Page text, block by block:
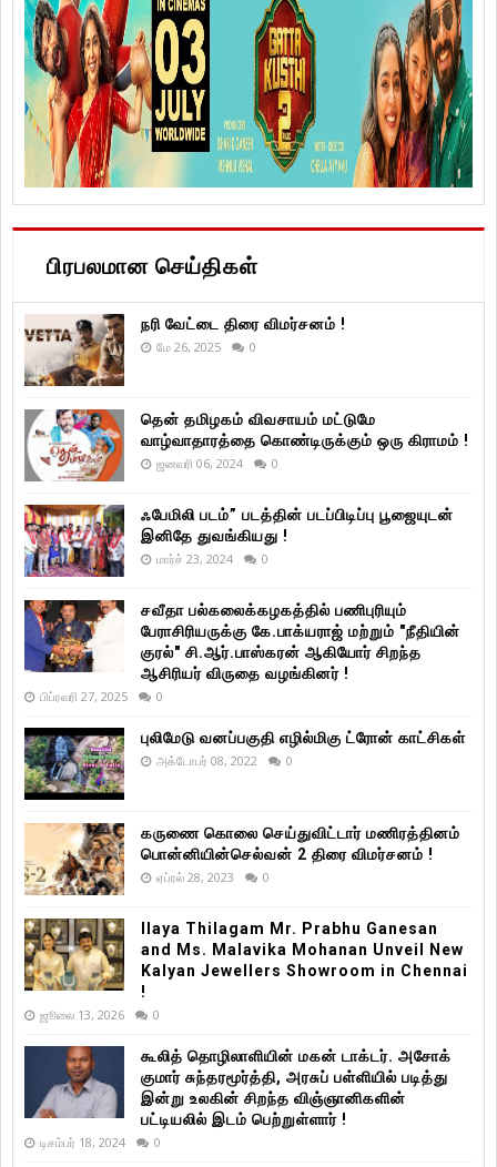
பிரபலமான செய்திகள்
நரி வேட்டை திரை விமர்சனம் !
மே 26, 2025 0
தென் தமிழகம் விவசாயம் மட்டுமே
வாழ்வாதாரத்தை கொண்டிருக்கும் ஒரு கிராமம் !
ஜனவரி 06, 2024 0
ஃபேமிலி படம்” படத்தின் படப்பிடிப்பு பூஜையுடன்
இனிதே துவங்கியது !
மார்ச் 23, 2024 0
சவீதா பல்கலைக்கழகத்தில் பணிபுரியும்
பேராசிரியருக்கு கே.பாக்யராஜ் மற்றும் "நீதியின்
குரல்" சி.ஆர்.பாஸ்கரன் ஆகியோர் சிறந்த
ஆசிரியர் விருதை வழங்கினர் !
பிப்ரவரி 27, 2025 0
புலிமேடு வனப்பகுதி எழில்மிகு ட்ரோன் காட்சிகள்
அக்டோபர் 08, 2022 0
கருணை கொலை செய்துவிட்டார் மணிரத்தினம்
பொன்னியின்செல்வன் 2 திரை விமர்சனம் !
ஏப்ரல் 28, 2023 0
Ilaya Thilagam Mr. Prabhu Ganesan
and Ms. Malavika Mohanan Unveil New
Kalyan Jewellers Showroom in Chennai
!
ஜூலை 13, 2026 0
கூலித் தொழிலாளியின் மகன் டாக்டர். அசோக்
குமார் சுந்தரமூர்த்தி, அரசுப் பள்ளியில் படித்து
இன்று உலகின் சிறந்த விஞ்ஞானிகளின்
பட்டியலில் இடம் பெற்றுள்ளார் !
டிசம்பர் 18, 2024 0